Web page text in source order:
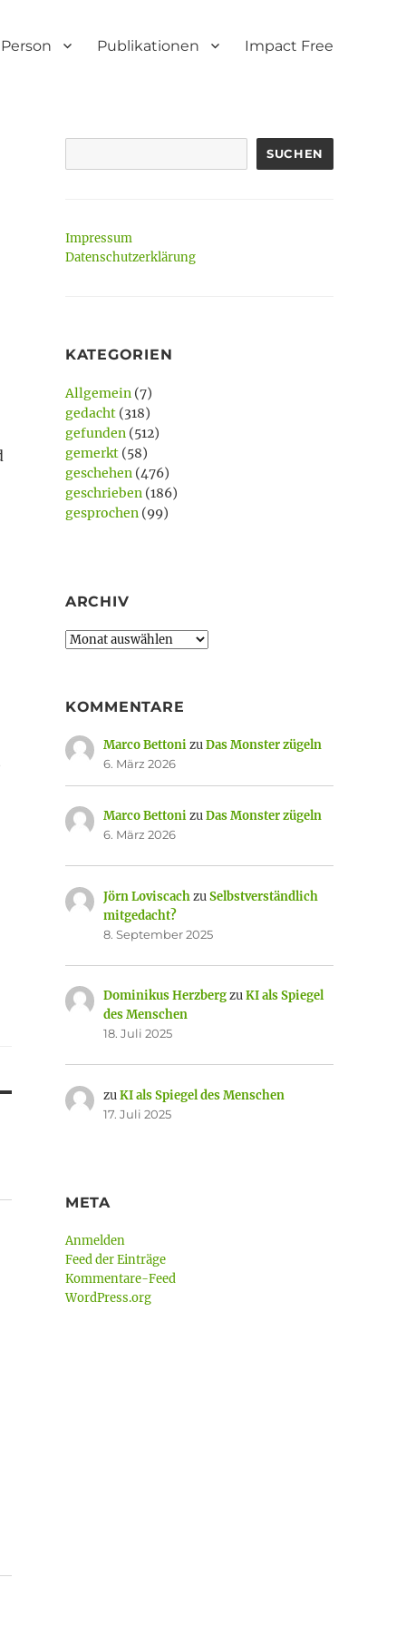
Person Publikationen Impact Free
SUCHEN
Impressum
Datenschutzerklärung
KATEGORIEN
Allgemein(7)
gedacht(318)
gefunden(512)
gemerkt(58)
geschehen(476)
geschrieben(186)
gesprochen(99)
ARCHIV
Archiv
KOMMENTARE
Marco BettonizuDas Monster zügeln
6. März 2026
Marco BettonizuDas Monster zügeln
6. März 2026
Jörn LoviscachzuSelbstverständlich
mitgedacht?
8. September 2025
Dominikus HerzbergzuKI als Spiegel
des Menschen
18. Juli 2025
zuKI als Spiegel des Menschen
17. Juli 2025
META
Anmelden
Feed der Einträge
Kommentare-Feed
WordPress.org